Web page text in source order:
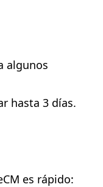
algunos
hasta 3 días.
es rápido: